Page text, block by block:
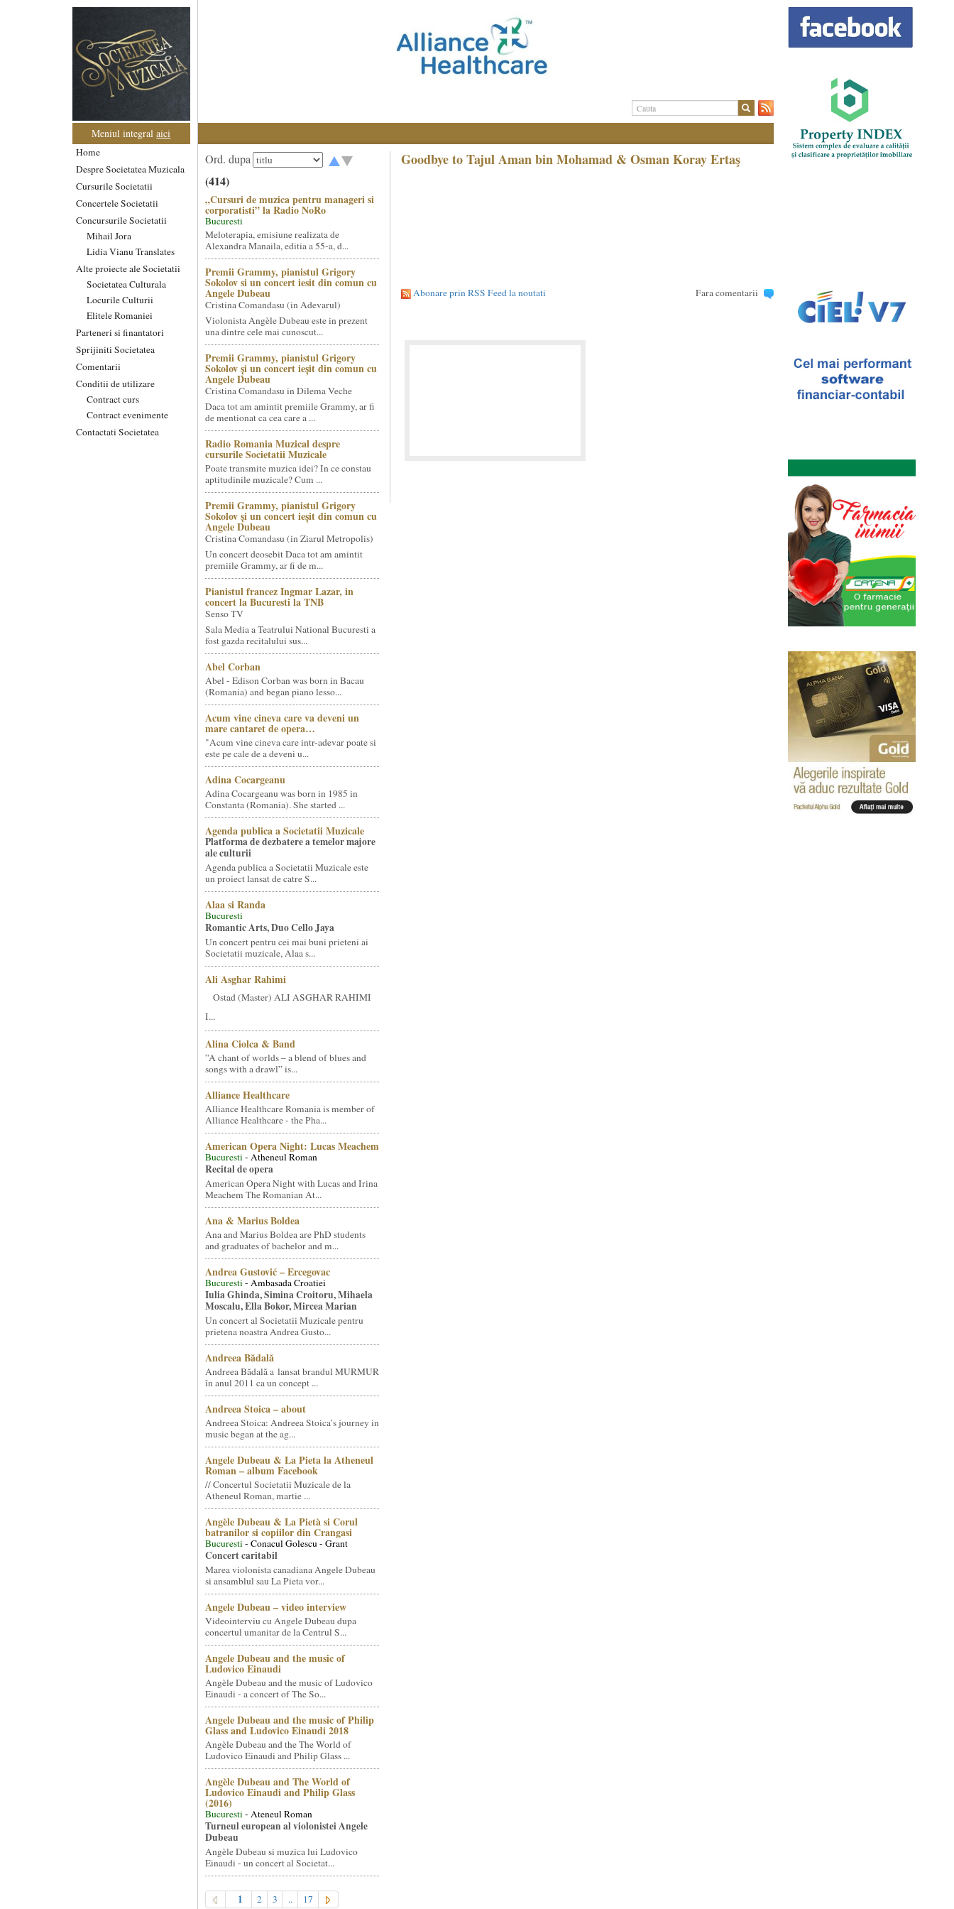
Meniul integralaici
Home
Despre Societatea Muzicala
Cursurile Societatii
Concertele Societatii
Concursurile Societatii
Mihail Jora
Lidia Vianu Translates
Alte proiecte ale Societatii
Societatea Culturala
Locurile Culturii
Elitele Romaniei
Parteneri si finantatori
Sprijiniti Societatea
Comentarii
Conditii de utilizare
Contract curs
Contract evenimente
Contactati Societatea
Ord. dupa
(414)
„Cursuri de muzica pentru manageri si
corporatisti” la Radio NoRo
Bucuresti
Meloterapia, emisiune realizata de
Alexandra Manaila, editia a 55-a, d...
Premii Grammy, pianistul Grigory
Sokolov si un concert iesit din comun cu
Angele Dubeau
Cristina Comandasu (in Adevarul)
Violonista Angèle Dubeau este in prezent
una dintre cele mai cunoscut...
Premii Grammy, pianistul Grigory
Sokolov și un concert ieșit din comun cu
Angele Dubeau
Cristina Comandasu in Dilema Veche
Daca tot am amintit premiile Grammy, ar fi
de mentionat ca cea care a ...
Radio Romania Muzical despre
cursurile Societatii Muzicale
Poate transmite muzica idei? In ce constau
aptitudinile muzicale? Cum ...
Premii Grammy, pianistul Grigory
Sokolov și un concert ieșit din comun cu
Angele Dubeau
Cristina Comandasu (in Ziarul Metropolis)
Un concert deosebit Daca tot am amintit
premiile Grammy, ar fi de m...
Pianistul francez Ingmar Lazar, in
concert la Bucuresti la TNB
Senso TV
Sala Media a Teatrului National Bucuresti a
fost gazda recitalului sus...
Abel Corban
Abel - Edison Corban was born in Bacau
(Romania) and began piano lesso...
Acum vine cineva care va deveni un
mare cantaret de opera…
"Acum vine cineva care intr-adevar poate si
este pe cale de a deveni u...
Adina Cocargeanu
Adina Cocargeanu was born in 1985 in
Constanta (Romania). She started ...
Agenda publica a Societatii Muzicale
Platforma de dezbatere a temelor majore
ale culturii
Agenda publica a Societatii Muzicale este
un proiect lansat de catre S...
Alaa si Randa
Bucuresti
Romantic Arts, Duo Cello Jaya
Un concert pentru cei mai buni prieteni ai
Societatii muzicale, Alaa s...
Ali Asghar Rahimi
Ostad (Master) ALI ASGHAR RAHIMI
I...
Alina Ciolca & Band
”A chant of worlds – a blend of blues and
songs with a drawl” is...
Alliance Healthcare
Alliance Healthcare Romania is member of
Alliance Healthcare - the Pha...
American Opera Night: Lucas Meachem
Bucuresti- Atheneul Roman
Recital de opera
American Opera Night with Lucas and Irina
Meachem The Romanian At...
Ana & Marius Boldea
Ana and Marius Boldea are PhD students
and graduates of bachelor and m...
Andrea Gustović – Ercegovac
Bucuresti- Ambasada Croatiei
Iulia Ghinda, Simina Croitoru, Mihaela
Moscalu, Ella Bokor, Mircea Marian
Un concert al Societatii Muzicale pentru
prietena noastra Andrea Gusto...
Andreea Bădală
Andreea Bădală a lansat brandul MURMUR
în anul 2011 ca un concept ...
Andreea Stoica – about
Andreea Stoica: Andreea Stoica’s journey in
music began at the ag...
Angele Dubeau & La Pieta la Atheneul
Roman – album Facebook
// Concertul Societatii Muzicale de la
Atheneul Roman, martie ...
Angèle Dubeau & La Pietà si Corul
batranilor si copiilor din Crangasi
Bucuresti- Conacul Golescu - Grant
Concert caritabil
Marea violonista canadiana Angele Dubeau
si ansamblul sau La Pieta vor...
Angele Dubeau – video interview
Videointerviu cu Angele Dubeau dupa
concertul umanitar de la Centrul S...
Angele Dubeau and the music of
Ludovico Einaudi
Angèle Dubeau and the music of Ludovico
Einaudi - a concert of The So...
Angele Dubeau and the music of Philip
Glass and Ludovico Einaudi 2018
Angèle Dubeau and the The World of
Ludovico Einaudi and Philip Glass ...
Angèle Dubeau and The World of
Ludovico Einaudi and Philip Glass
(2016)
Bucuresti- Ateneul Roman
Turneul european al violonistei Angele
Dubeau
Angèle Dubeau si muzica lui Ludovico
Einaudi - un concert al Societat...
1 2 3 .. 17
Goodbye to Tajul Aman bin Mohamad & Osman Koray Ertaş
Abonare prin RSS Feed la noutati Fara comentarii